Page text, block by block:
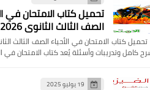
تحميل كتاب الامتحان في
الصف الثالث الثانوي 2026
كامل وتدريبات وأسئلة يُعد كتاب الامتحان في
19 يوليو 2025